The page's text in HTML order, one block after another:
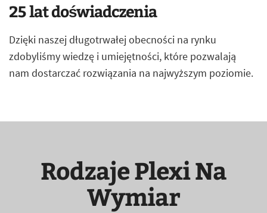
25 lat doświadczenia
Dzięki naszej długotrwałej obecności na rynku
zdobyliśmy wiedzę i umiejętności, które pozwalają
nam dostarczać rozwiązania na najwyższym poziomie.
Rodzaje Plexi Na
Wymiar